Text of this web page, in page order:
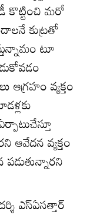
కొట్టించి మరో
కుట్రతో
టూ
వ్యక్తం
ఆవేదన వ్యక్తం
ఎస్‌ఏసత్తార్‌